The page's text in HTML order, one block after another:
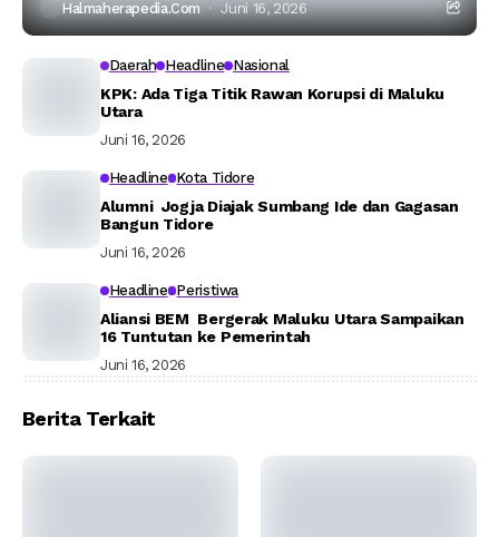
Halmaherapedia.com Juni 16, 2026
Daerah Headline Nasional
KPK: Ada Tiga Titik Rawan Korupsi di Maluku
Utara
Juni 16, 2026
Headline Kota Tidore
Alumni Jogja Diajak Sumbang Ide dan Gagasan
Bangun Tidore
Juni 16, 2026
Headline Peristiwa
Aliansi BEM Bergerak Maluku Utara Sampaikan
16 Tuntutan ke Pemerintah
Juni 16, 2026
Berita Terkait